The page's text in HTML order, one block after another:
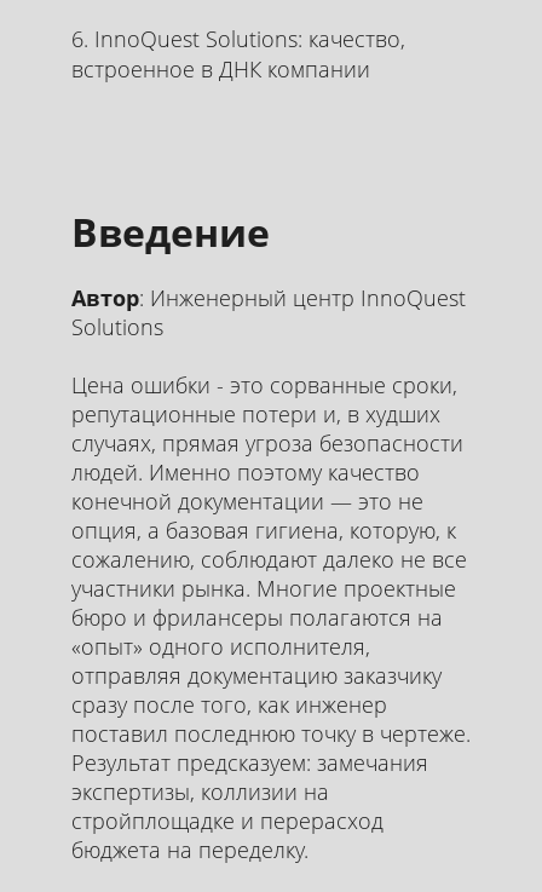
6. InnoQuest Solutions: качество,
встроенное в ДНК компании
Введение
Автор: Инженерный центр InnoQuest
Solutions
Цена ошибки - это сорванные сроки,
репутационные потери и, в худших
случаях, прямая угроза безопасности
людей. Именно поэтому качество
конечной документации — это не
опция, а базовая гигиена, которую, к
сожалению, соблюдают далеко не все
участники рынка. Многие проектные
бюро и фрилансеры полагаются на
«опыт» одного исполнителя,
отправляя документацию заказчику
сразу после того, как инженер
поставил последнюю точку в чертеже.
Результат предсказуем: замечания
экспертизы, коллизии на
стройплощадке и перерасход
бюджета на переделку.